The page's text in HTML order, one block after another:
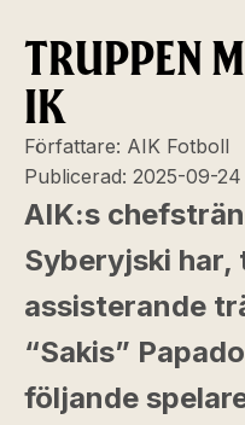
TRUPPEN
IK
Författare: AIK Fotboll
Publicerad: 2025-09-24
AIK:s
Syberyjski har,
assisterande
“Sakis”
följande